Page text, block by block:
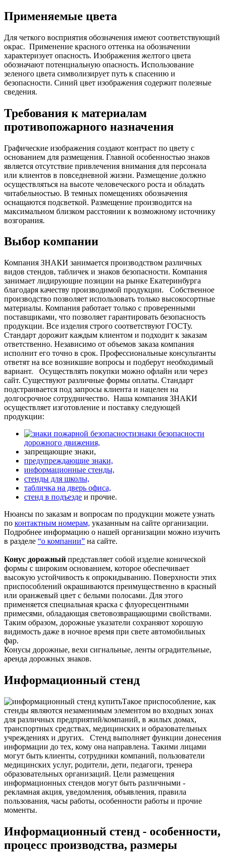
Применяемые цвета
Для четкого восприятия обозначения имеют соответствующий
окрас. Применение красного оттенка на обозначении
характеризует опасность. Изображения желтого цвета
обозначают потенциальную опасность. Использование
зеленого цвета символизирует путь к спасению и
безопасности. Синий цвет изображения содержит полезные
сведения.
Требования к материалам
противопожарного назначения
Графические изображения создают контраст по цвету с
основанием для размещения. Главной особенностью знаков
является отсутствие привлечения внимания для персонала
или клиентов в повседневной жизни. Размещение должно
осуществляться на высоте человеческого роста и обладать
читабельностью. В темных помещениях обозначения
оснащаются подсветкой. Размещение производится на
максимальном близком расстоянии к возможному источнику
возгорания.
Выбор компании
Компания ЗНАКИ занимается производством различных
видов стендов, табличек и знаков безопасности. Компания
занимает лидирующие позиции на рынке Екатеринбурга
благодаря качеству производимой продукции.
Собственное
производство позволяет использовать только высокосортные
материалы. Компания работает только с проверенными
поставщиками, что позволяет гарантировать безопасность
продукции. Все изделия строго соответствуют ГОСТу.
Стандарт дорожит каждым клиентом и подходит к заказам
ответственно. Независимо от объемов заказа компания
исполнит его точно в срок. Профессиональные консультанты
ответят на все возникшие вопросы и подберут необходимый
вариант.
Осуществлять покупки можно офлайн или через
сайт. Существуют различные формы оплаты. Стандарт
подстраивается под запросы клиента и нацелен на
долгосрочное сотрудничество. Наша компания ЗНАКИ
осуществляет изготовление и поставку следующей
продукции:
знаки безопасности
дорожного движения,
запрещающие знаки,
предупреждающие знаки,
информационные стенды,
стенды для школы,
табличка на дверь офиса,
стенд в подъезде и прочие.
Нюансы по заказам и вопросам по продукции можете узнать
по контактным номерам, указанным на сайте организации.
Подробнее информацию о нашей организации можно изучить
в разделе “о компании” на сайте.
Конус дорожный представляет собой изделие конической
формы с широким основанием, которое обеспечивает
высокую устойчивость к опрокидыванию. Поверхности этих
приспособлений окрашиваются преимущественно в красный
или оранжевый цвет с белыми полосами. Для этого
применяется специальная краска с флуоресцентными
примесями, обладающая световозвращающими свойствами.
Таким образом, дорожные указатели сохраняют хорошую
видимость даже в ночное время при свете автомобильных
фар.
Конусы дорожные, вехи сигнальные, ленты оградительные,
аренда дорожных знаков.
Информационный стенд
Такое приспособление, как
стенды являются незаменимым элементом во входных зонах
для различных предприятий/компаний, в жилых домах,
транспортных средствах, медицинских и образовательных
учреждениях и других.
Стенд выполняет функции донесения
информации до тех, кому она направлена. Такими лицами
могут быть клиенты, сотрудники компаний, пользователи
медицинских услуг, родители, дети, педагоги, тренера
образовательных организаций. Цели размещения
информационных стендов могут быть различными -
рекламная акция, уведомления, объявления, правила
пользования, часы работы, особенности работы и прочие
моменты.
Информационный стенд - особенности,
процесс производства, размеры